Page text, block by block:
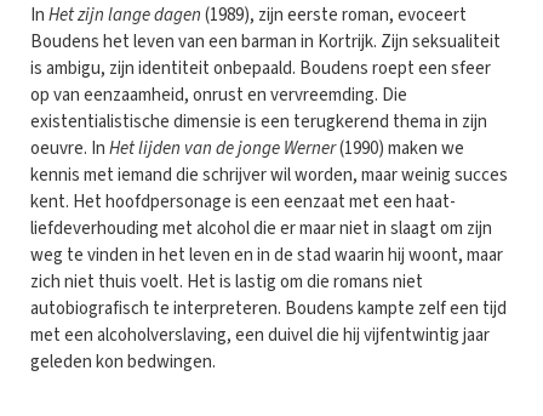
InHet zijn lange dagen(1989), zijn eerste roman, evoceert
Boudens het leven van een barman in Kortrijk. Zijn seksualiteit
is ambigu, zijn identiteit onbepaald. Boudens roept een sfeer
op van eenzaamheid, onrust en vervreemding. Die
existentialistische dimensie is een terugkerend thema in zijn
oeuvre. InHet lijden van de jonge Werner(1990) maken we
kennis met iemand die schrijver wil worden, maar weinig succes
kent. Het hoofdpersonage is een eenzaat met een haat-
liefdeverhouding met alcohol die er maar niet in slaagt om zijn
weg te vinden in het leven en in de stad waarin hij woont, maar
zich niet thuis voelt. Het is lastig om die romans niet
autobiografisch te interpreteren. Boudens kampte zelf een tijd
met een alcoholverslaving, een duivel die hij vijfentwintig jaar
geleden kon bedwingen.